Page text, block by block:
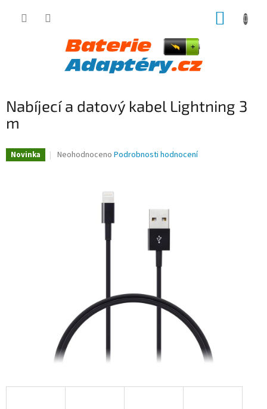
Nabíjecí a datový kabel Lightning 3
m
Novinka
Průměrné
Neohodnoceno Podrobnosti hodnocení